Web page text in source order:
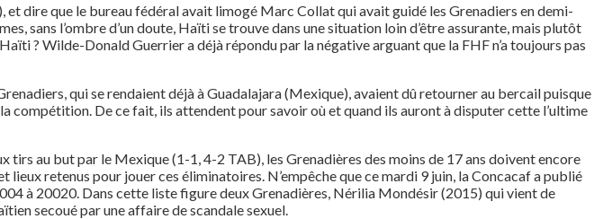
dire que le bureau fédéral avait limogé Marc Collat qui avait guidé les Grenadiers en demi-
sans l’ombre d’un doute, Haïti se trouve dans une situation loin d’être assurante, mais plutôt
? Wilde-Donald Guerrier a déjà répondu par la négative arguant que la FHF n’a toujours pas
qui se rendaient déjà à Guadalajara (Mexique), avaient dû retourner au bercail puisque
compétition. De ce fait, ils attendent pour savoir où et quand ils auront à disputer cette l’ultime
tirs au but par le Mexique (1-1, 4-2 TAB), les Grenadières des moins de 17 ans doivent encore
retenus pour jouer ces éliminatoires. N’empêche que ce mardi 9 juin, la Concacaf a publié
à 20020. Dans cette liste figure deux Grenadières, Nérilia Mondésir (2015) qui vient de
secoué par une affaire de scandale sexuel.